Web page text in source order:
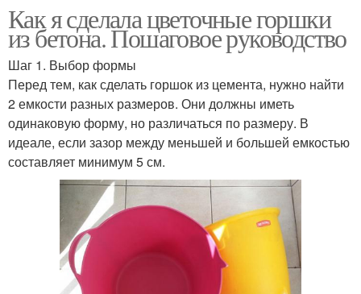
Как я сделала цветочные горшки
из бетона. Пошаговое руководство
Шаг 1. Выбор формы
Перед тем, как сделать горшок из цемента, нужно найти
2 емкости разных размеров. Они должны иметь
одинаковую форму, но различаться по размеру. В
идеале, если зазор между меньшей и большей емкостью
составляет минимум 5 см.